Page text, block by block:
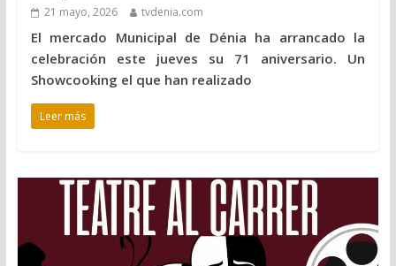
21 mayo, 2026 tvdenia.com
El mercado Municipal de Dénia ha arrancado la
celebración este jueves su 71 aniversario. Un
Showcooking el que han realizado
Leer más